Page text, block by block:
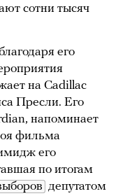
сотни тысяч
его
на Cadillac
Пресли. Его
напоминает
фильма
его
по итогам
депутатом